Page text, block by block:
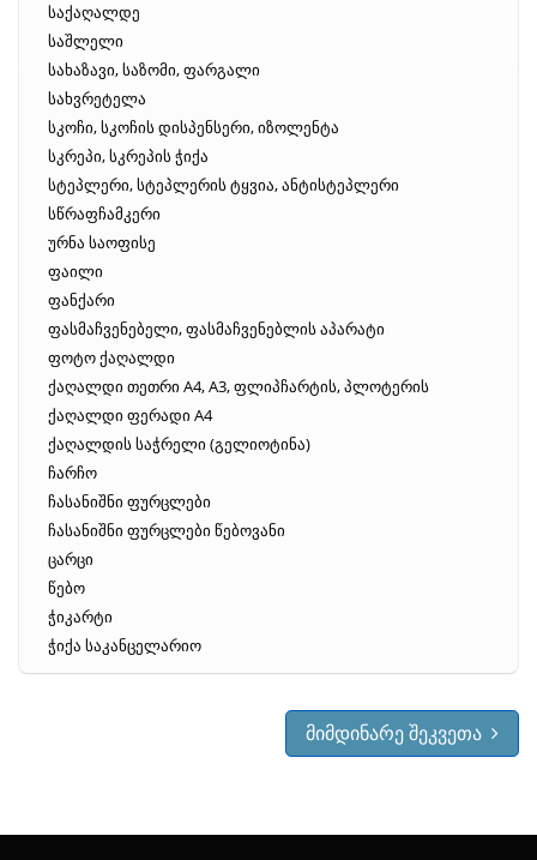
საქაღალდე
საშლელი
სახაზავი, საზომი, ფარგალი
სახვრეტელა
სკოჩი, სკოჩის დისპენსერი, იზოლენტა
სკრეპი, სკრეპის ჭიქა
სტეპლერი, სტეპლერის ტყვია, ანტისტეპლერი
სწრაფჩამკერი
ურნა საოფისე
ფაილი
ფანქარი
ფასმაჩვენებელი, ფასმაჩვენებლის აპარატი
ფოტო ქაღალდი
ქაღალდი თეთრი A4, A3, ფლიპჩარტის, პლოტერის
ქაღალდი ფერადი A4
ქაღალდის საჭრელი (გელიოტინა)
ჩარჩო
ჩასანიშნი ფურცლები
ჩასანიშნი ფურცლები წებოვანი
ცარცი
წებო
ჭიკარტი
ჭიქა საკანცელარიო
მიმდინარე შეკვეთა